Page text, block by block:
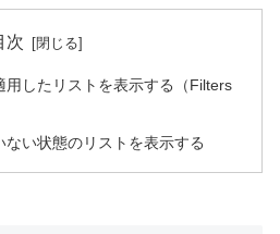
次
用したリストを表示する（Filters
ない状態のリストを表示する